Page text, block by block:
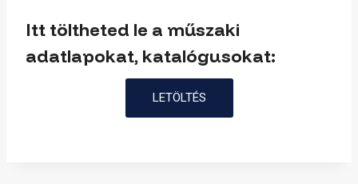
Itt töltheted le a műszaki
adatlapokat, katalógusokat:
LETÖLTÉS